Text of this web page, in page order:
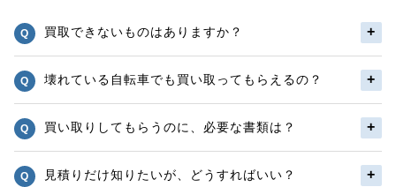
買取できないものはありますか？
壊れている自転車でも買い取ってもらえるの？
買い取りしてもらうのに、必要な書類は？
見積りだけ知りたいが、どうすればいい？